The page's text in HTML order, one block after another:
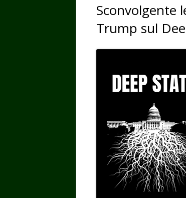
Sconvolgente
Trump sul